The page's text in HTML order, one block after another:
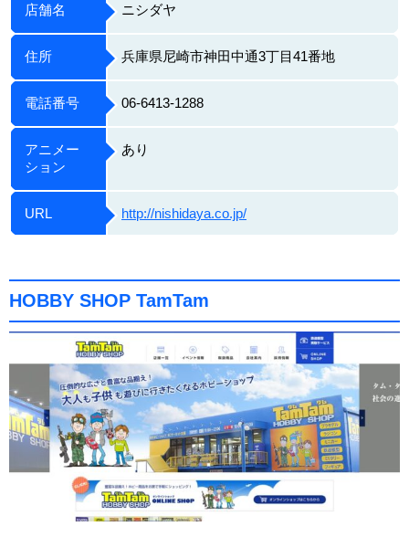
店舗名 ニシダヤ
住所 兵庫県尼崎市神田中通3丁目41番地
電話番号 06-6413-1288
アニメー
ション
あり
URL http://nishidaya.co.jp/
HOBBY SHOP TamTam